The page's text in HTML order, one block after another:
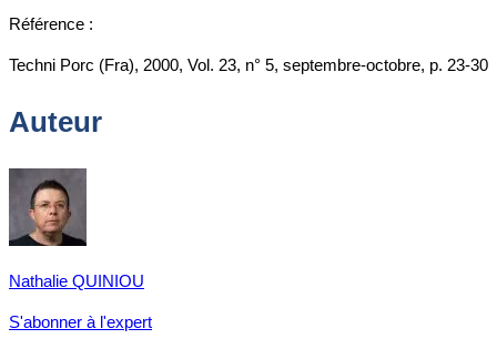
Référence :
Techni Porc (Fra), 2000, Vol. 23, n° 5, septembre-octobre, p. 23-30
Auteur
Nathalie QUINIOU
S'abonner à l'expert